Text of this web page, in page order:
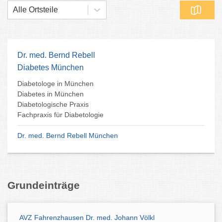
Alle Ortsteile
Dr. med. Bernd Rebell
Diabetes München
Diabetologe in München
Diabetes in München
Diabetologische Praxis
Fachpraxis für Diabetologie
Dr. med. Bernd Rebell München
Grundeinträge
AVZ Fahrenzhausen Dr. med. Johann Völkl